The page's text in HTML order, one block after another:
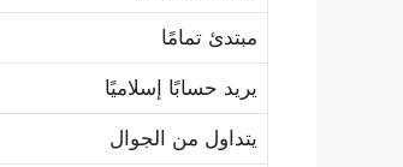
مبتدئ تمامًا
يريد حسابًا إسلاميًا
يتداول من الجوال